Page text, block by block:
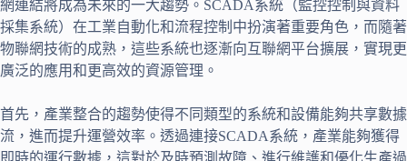
網連結將成為未來的一大趨勢。SCADA系統（監控控制與資料
採集系統）在工業自動化和流程控制中扮演著重要角色，而隨著
物聯網技術的成熟，這些系統也逐漸向互聯網平台擴展，實現更
廣泛的應用和更高效的資源管理。
首先，產業整合的趨勢使得不同類型的系統和設備能夠共享數據
流，進而提升運營效率。透過連接SCADA系統，產業能夠獲得
即時的運行數據，這對於及時預測故障、進行維護和優化生產過